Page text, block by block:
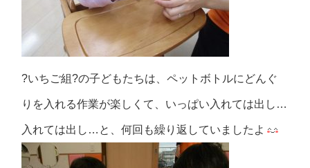
?いちご組?の子どもたちは、ペットボトルにどんぐ
りを入れる作業が楽しくて、いっぱい入れては出し…
入れては出し…と、何回も繰り返していましたよ